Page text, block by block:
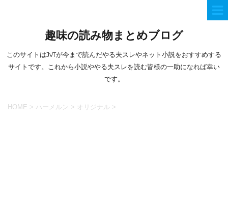
趣味の読み物まとめブログ
このサイトはJvTが今まで読んだやる夫スレやネット小説をおすすめする
サイトです。これから小説ややる夫スレを読む皆様の一助になれば幸い
です。
HOME > ハーメルン > オリジナル >